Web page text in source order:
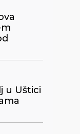
u Uštici